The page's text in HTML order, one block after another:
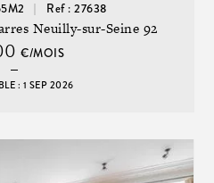
Ref : 27638
Neuilly-sur-Seine 92
€/MOIS
: 1 SEP 2026